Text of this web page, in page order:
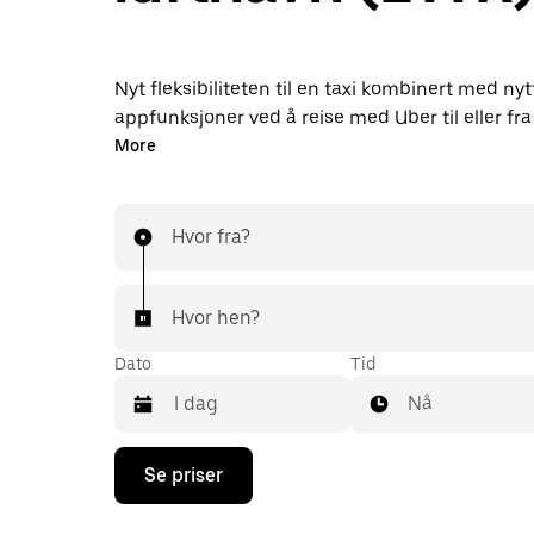
Nyt fleksibiliteten til en taxi kombinert med
appfunksjoner ved å reise med Uber til eller fra
stedet. Du får turer på forespørsel når det
Flyplassturen er bare noen få trykk unna.
More
Hvor fra?
Hvor hen?
Dato
Trykk
piltast
Tid
Nå
Se priser